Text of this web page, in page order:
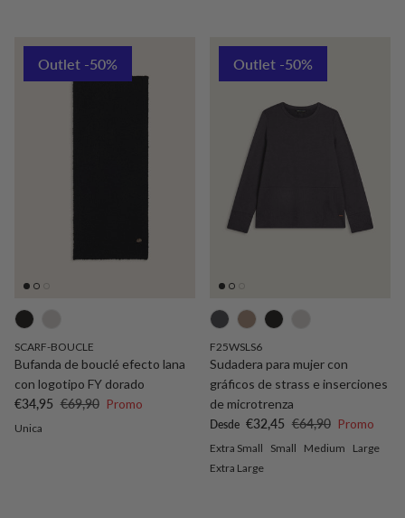
Outlet -50%
SCARF-BOUCLE
Bufanda de bouclé efecto lana
con logotipo FY dorado
Precio de venta
€34,95 Precio normal
€69,90 Promo
Unica
Outlet -50%
F25WSLS6
Sudadera para mujer con
gráficos de strass e inserciones
de microtrenza
Precio de venta
Desde €32,45 Precio normal
€64,90 Promo
Extra Small Small Medium
Large
Extra Large